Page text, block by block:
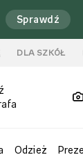
Sprawdź
DLA SZKÓŁ
Odzież